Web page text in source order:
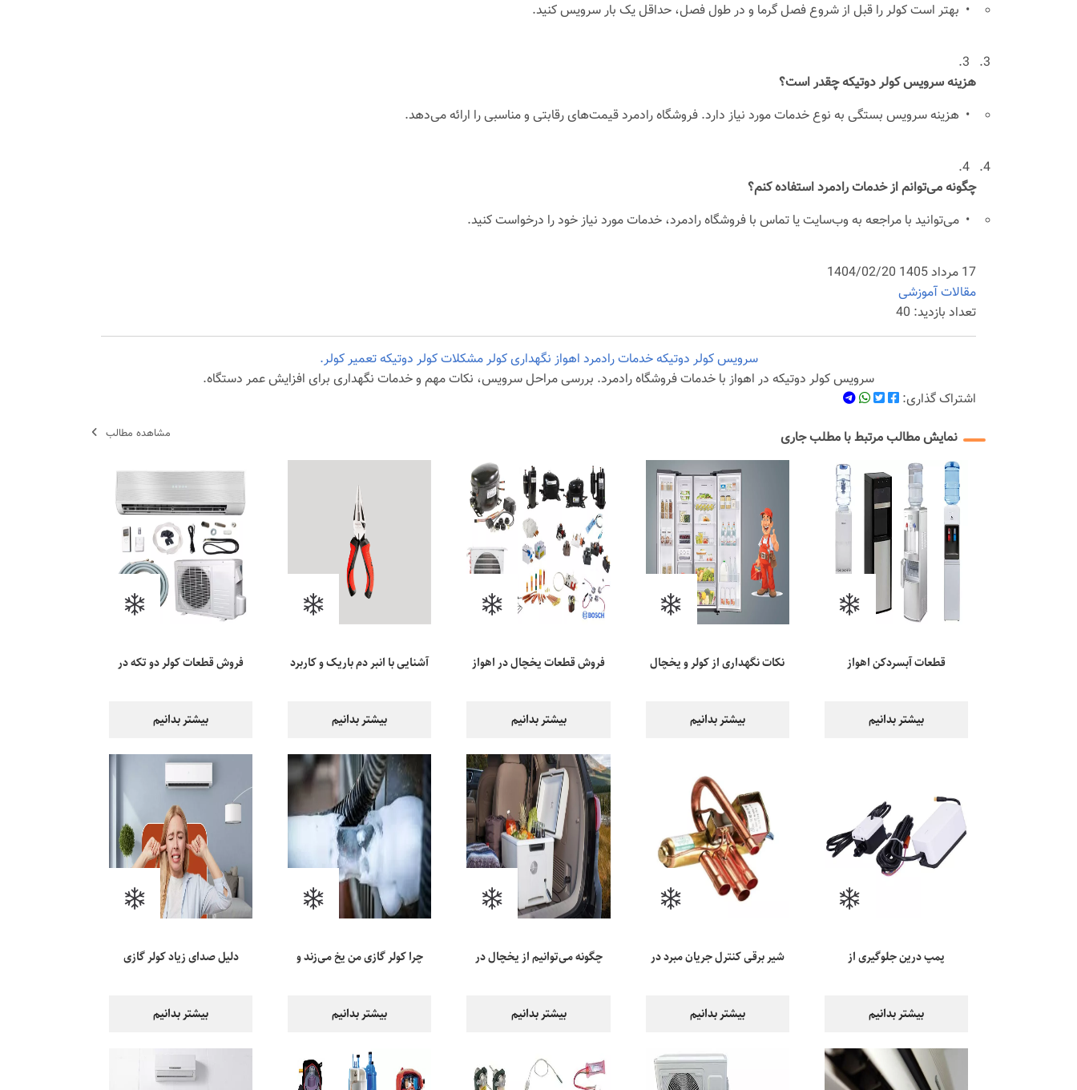
• بهتر است کولر را قبل از شروع فصل گرما و در طول فصل، حداقل یک بار سرویس کنید.
3.
هزینه سرویس کولر دوتیکه چقدر است؟
• هزینه سرویس بستگی به نوع خدمات مورد نیاز دارد. فروشگاه رادمرد قیمت‌های رقابتی و مناسبی را ارائه می‌دهد.
4.
چگونه می‌توانم از خدمات رادمرد استفاده کنم؟
• می‌توانید با مراجعه به وب‌سایت یا تماس با فروشگاه رادمرد، خدمات مورد نیاز خود را درخواست کنید.
17 مرداد 1405 1404/02/20
مقالات آموزشی
تعداد بازدید: 40
سرویس کولر دوتیکهخدمات رادمرد اهواز نگهداری کولرمشکلات کولر دوتیکهتعمیر کولر.
سرویس کولر دوتیکه در اهواز با خدمات فروشگاه رادمرد. بررسی مراحل سرویس، نکات مهم و خدمات نگهداری برای افزایش عمر دستگاه.
اشتراک گذاری:
نمایش مطالب مرتبط با مطلب جاری
مشاهده مطالب
قطعات آبسردکن اهواز
بیشتر بدانیم
نکات نگهداری از کولر و یخچال
برای افزایش عمر مفید آن‌ها
بیشتر بدانیم
فروش قطعات یخچال در اهواز
بیشتر بدانیم
آشنایی با انبر دم باریک و کاربرد
آن
بیشتر بدانیم
فروش قطعات کولر دو تکه در
اهواز
بیشتر بدانیم
پمپ درین جلوگیری از
آب‌گرفتگی در یخچال
بیشتر بدانیم
شیر برقی کنترل جریان مبرد در
کولر گازی
بیشتر بدانیم
چگونه می‌توانیم از یخچال در
سفرها استفاده کنیم؟
بیشتر بدانیم
چرا کولر گازی من یخ می‌زند و
خنک نمی‌کند؟
بیشتر بدانیم
دلیل صدای زیاد کولر گازی
هنگام روشن شدن چیست؟
بیشتر بدانیم